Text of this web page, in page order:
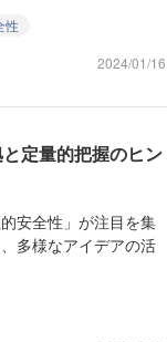
性
2024/01/16
定量的把握のヒン
安全性」が注目を集
多様なアイデアの活